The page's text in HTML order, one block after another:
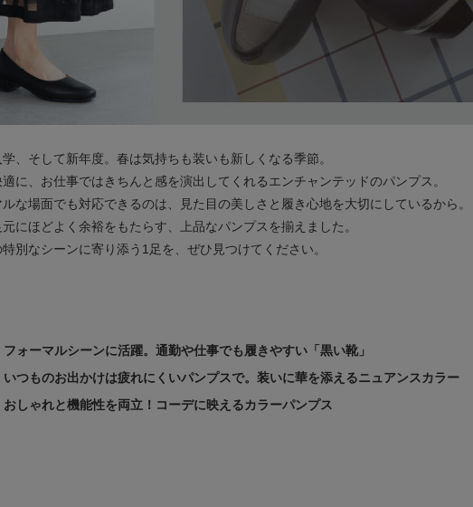
、そして新年度。春は気持ちも装いも新しくなる季節。
に、お仕事ではきちんと感を演出してくれるエンチャンテッドのパンプス。
な場面でも対応できるのは、見た目の美しさと履き心地を大切にしているから。
にほどよく余裕をもたらす、上品なパンプスを揃えました。
特別なシーンに寄り添う1足を、ぜひ見つけてください。
フォーマルシーンに活躍。通勤や仕事でも履きやすい「黒い靴」
いつものお出かけは疲れにくいパンプスで。装いに華を添えるニュアンスカラー
おしゃれと機能性を両立！コーデに映えるカラーパンプス